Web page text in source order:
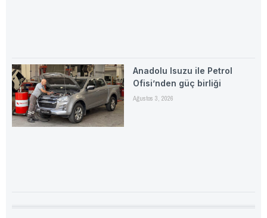
Anadolu Isuzu ile Petrol
Ofisi’nden güç birliği
Ağustos 3, 2026